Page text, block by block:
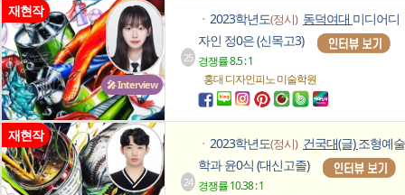
🎤 Interview
재현작
25
ㆍ 2023학년도(정시) 동덕여대 미디어디
자인 정0은 (신목고3)
경쟁률 8.5 : 1
홍대 디자인피노미술학원
재현작
24
ㆍ 2023학년도(정시) 건국대(글)조형예술
학과 윤0식 (대신고졸)
경쟁률 10.38 : 1